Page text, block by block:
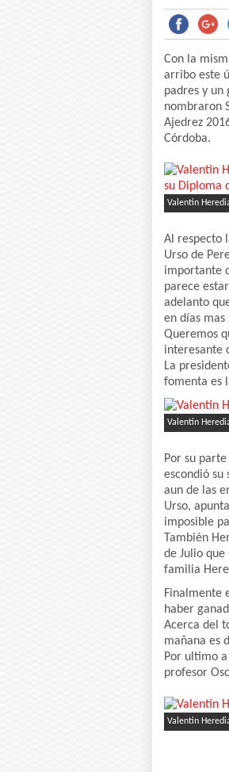
Con la
arribo este
padres y un
nombraron
Ajedrez
Córdoba.
Valentin
Al respecto
Urso de
importante
parece
adelanto
en días
Queremos
interesante
La
fomenta es
Valentin
Por su
escondió
aun de las
Urso,
imposible
También
de Julio que
familia
Finalmente
haber
Acerca del
mañana es
Por ultimo
profesor
Valentin